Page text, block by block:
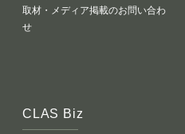
取材・メディア掲載のお問い合わ
せ
CLAS Biz